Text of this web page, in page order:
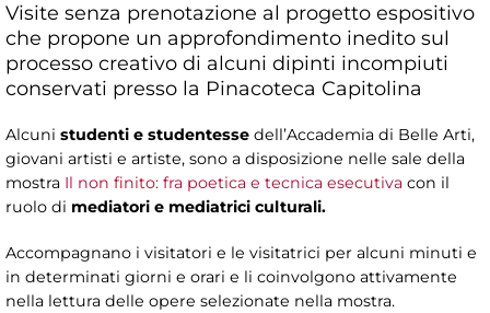
Visite senza prenotazione al progetto espositivo
che propone un approfondimento inedito sul
processo creativo di alcuni dipinti incompiuti
conservati presso la Pinacoteca Capitolina
Alcuni studenti e studentesse dell’Accademia di Belle Arti,
giovani artisti e artiste, sono a disposizione nelle sale della
mostra Il non finito: fra poetica e tecnica esecutiva con il
ruolo di mediatori e mediatrici culturali.
Accompagnano i visitatori e le visitatrici per alcuni minuti e
in determinati giorni e orari e li coinvolgono attivamente
nella lettura delle opere selezionate nella mostra.